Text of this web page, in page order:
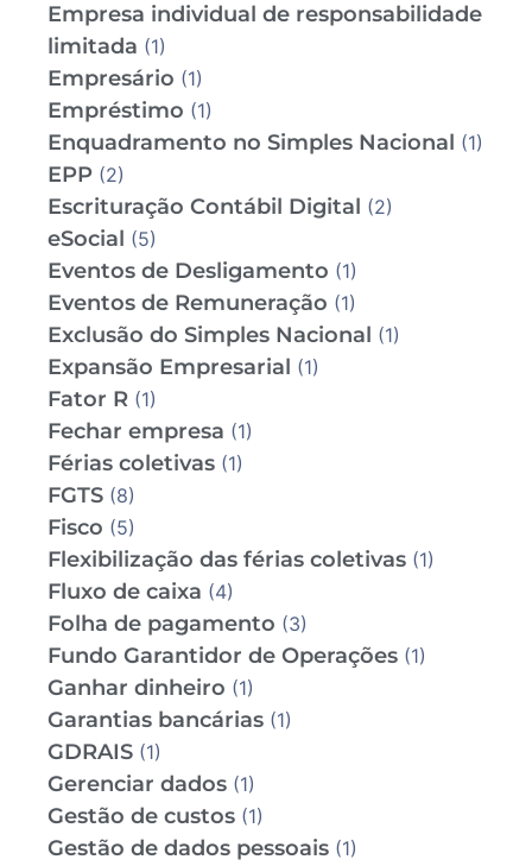
Empresa individual de responsabilidade
limitada (1)
Empresário (1)
Empréstimo (1)
Enquadramento no Simples Nacional (1)
EPP (2)
Escrituração Contábil Digital (2)
eSocial (5)
Eventos de Desligamento (1)
Eventos de Remuneração (1)
Exclusão do Simples Nacional (1)
Expansão Empresarial (1)
Fator R (1)
Fechar empresa (1)
Férias coletivas (1)
FGTS (8)
Fisco (5)
Flexibilização das férias coletivas (1)
Fluxo de caixa (4)
Folha de pagamento (3)
Fundo Garantidor de Operações (1)
Ganhar dinheiro (1)
Garantias bancárias (1)
GDRAIS (1)
Gerenciar dados (1)
Gestão de custos (1)
Gestão de dados pessoais (1)